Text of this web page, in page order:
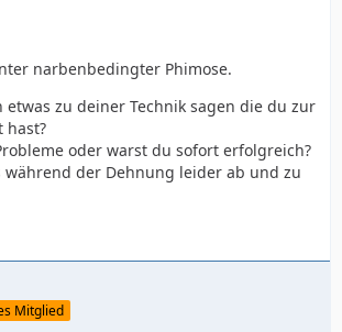
narbenbedingter Phimose.
etwas zu deiner Technik sagen die du zur
hast?
oder warst du sofort erfolgreich?
während der Dehnung leider ab und zu
Mitglied